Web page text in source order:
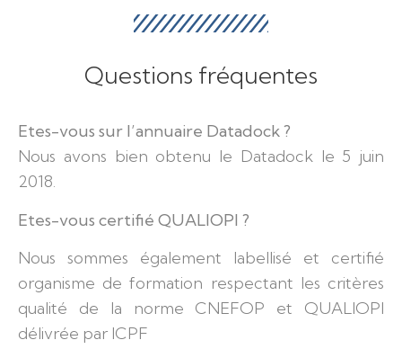
Questions fréquentes
Etes-vous sur l’annuaire Datadock ?
Nous avons bien obtenu le Datadock le 5 juin
2018.
Etes-vous certifié QUALIOPI ?
Nous sommes également labellisé et certifié
organisme de formation respectant les critères
qualité de la norme CNEFOP et QUALIOPI
délivrée par ICPF